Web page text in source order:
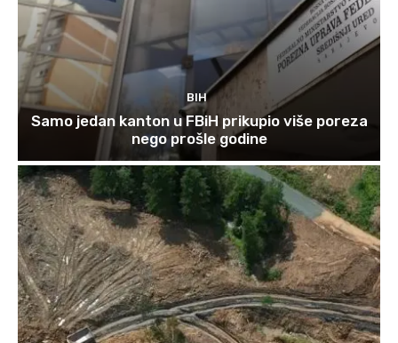
BIH
Samo jedan kanton u FBiH prikupio više poreza
nego prošle godine